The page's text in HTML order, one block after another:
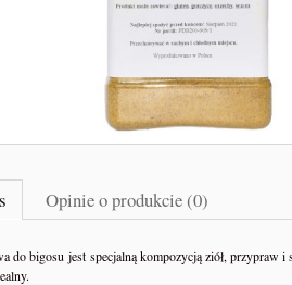
Opinie o produkcie (0)
do bigosu jest specjalną kompozycją ziół, przypraw